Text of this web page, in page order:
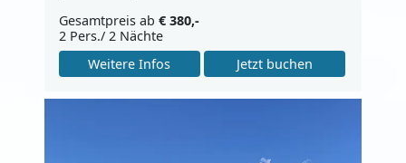
Gesamtpreis ab € 380,-
2 Pers./ 2 Nächte
Weitere Infos
Jetzt buchen